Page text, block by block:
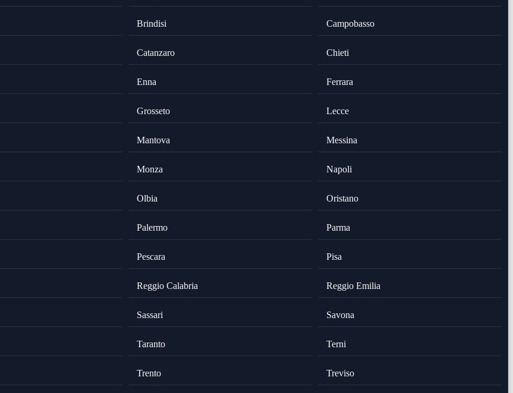
Brindisi Campobasso
Catanzaro Chieti
Enna Ferrara
Grosseto Lecce
Mantova Messina
Monza Napoli
Olbia Oristano
Palermo Parma
Pescara Pisa
Reggio Calabria Reggio Emilia
Sassari Savona
Taranto Terni
Trento Treviso